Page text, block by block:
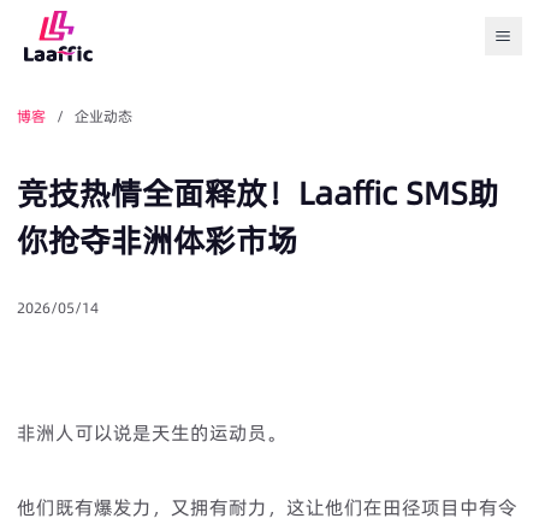
博客 / 企业动态
竞技热情全面释放！Laaffic SMS助
你抢夺非洲体彩市场
2026/05/14
非洲人可以说是天生的运动员。
他们既有爆发力，又拥有耐力，这让他们在田径项目中有令